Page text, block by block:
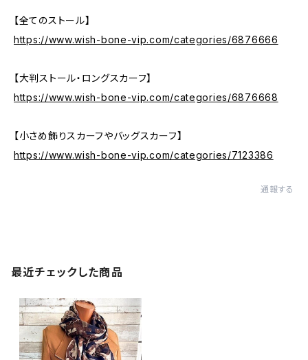
【全てのストール】
https://www.wish-bone-vip.com/categories/6876666
【大判ストール・ロングスカーフ】
https://www.wish-bone-vip.com/categories/6876668
【小さめ飾りスカーフやバッグスカーフ】
https://www.wish-bone-vip.com/categories/7123386
通報する
最近チェックした商品